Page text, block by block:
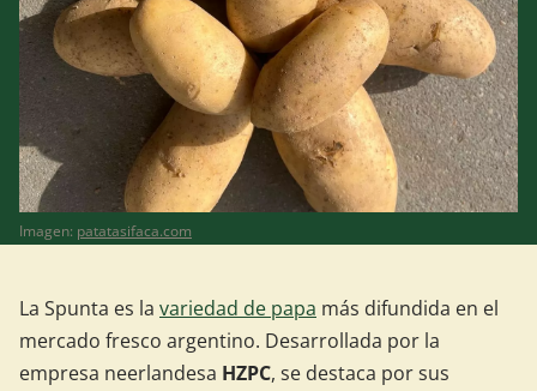
Imagen: patatasifaca.com
La Spunta es la variedad de papa más difundida en el
mercado fresco argentino. Desarrollada por la
empresa neerlandesa HZPC, se destaca por sus